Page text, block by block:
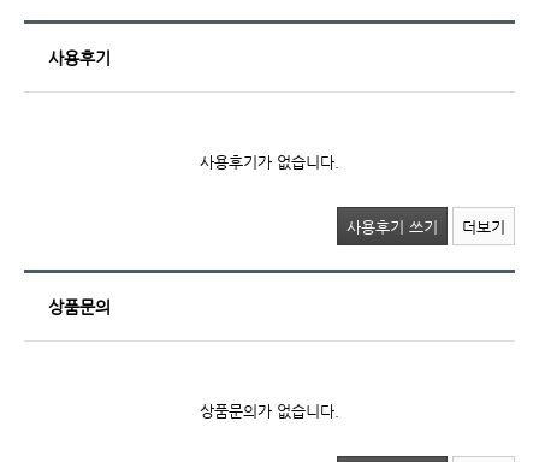
사용후기
사용후기가 없습니다.
사용후기 쓰기 더보기
상품문의
상품문의가 없습니다.